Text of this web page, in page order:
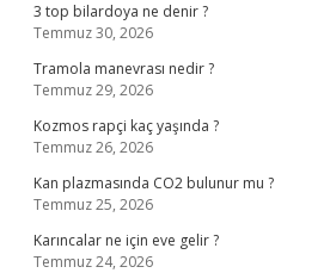
3 top bilardoya ne denir ?
Temmuz 30, 2026
Tramola manevrası nedir ?
Temmuz 29, 2026
Kozmos rapçi kaç yaşında ?
Temmuz 26, 2026
Kan plazmasında CO2 bulunur mu ?
Temmuz 25, 2026
Karıncalar ne için eve gelir ?
Temmuz 24, 2026